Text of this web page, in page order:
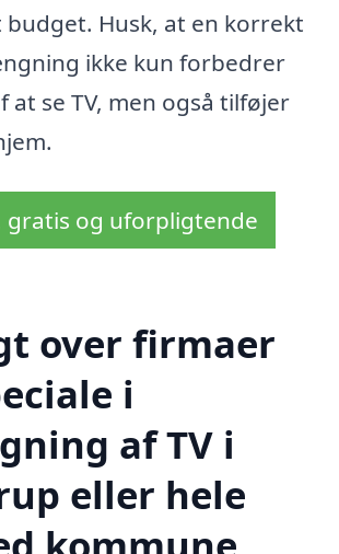
Husk, at en korrekt
ikke kun forbedrer
at se TV, men også tilføjer
gratis og uforpligtende
over firmaer
i
af TV i
eller hele